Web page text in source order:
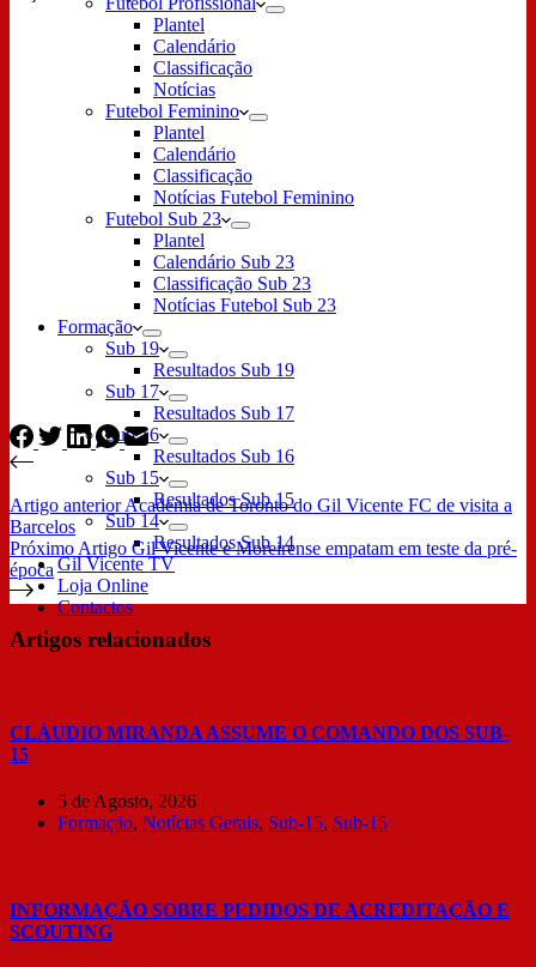
Plantel
Calendário
Classificação
Notícias
Futebol Feminino
Plantel
Calendário
Classificação
Notícias Futebol Feminino
Futebol Sub 23
Plantel
Calendário Sub 23
Classificação Sub 23
Notícias Futebol Sub 23
Formação
Sub 19
Resultados Sub 19
Sub 17
Resultados Sub 17
Sub 16
Resultados Sub 16
Sub 15
Resultados Sub 15
Sub 14
Resultados Sub 14
Gil Vicente TV
Loja Online
Contactos
Artigo anteriorAcademia de Toronto do Gil Vicente FC de visita a
Barcelos
Próximo Artigo Gil Vicente e Moreirense empatam em teste da pré-
época
Artigos relacionados
CLÁUDIO MIRANDA ASSUME O COMANDO DOS SUB-
15
5 de Agosto, 2026
Formação, Notícias Gerais, Sub-15, Sub-15
INFORMAÇÃO SOBRE PEDIDOS DE ACREDITAÇÃO E
SCOUTING